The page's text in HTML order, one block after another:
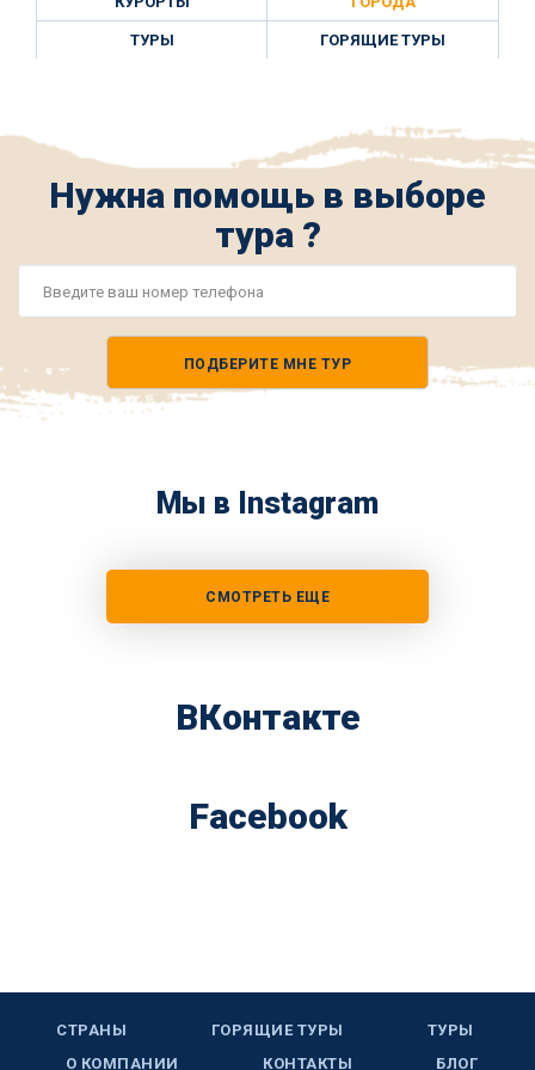
ТУРЫ ГОРЯЩИЕ ТУРЫ
Нужна помощь в выборе
тура ?
ПОДБЕРИТЕ МНЕ ТУР
Мы в Instagram
СМОТРЕТЬ ЕЩЕ
ВКонтакте
Facebook
СТРАНЫ ГОРЯЩИЕ ТУРЫ
ТУРЫ
О КОМПАНИИ
КОНТАКТЫ БЛОГ